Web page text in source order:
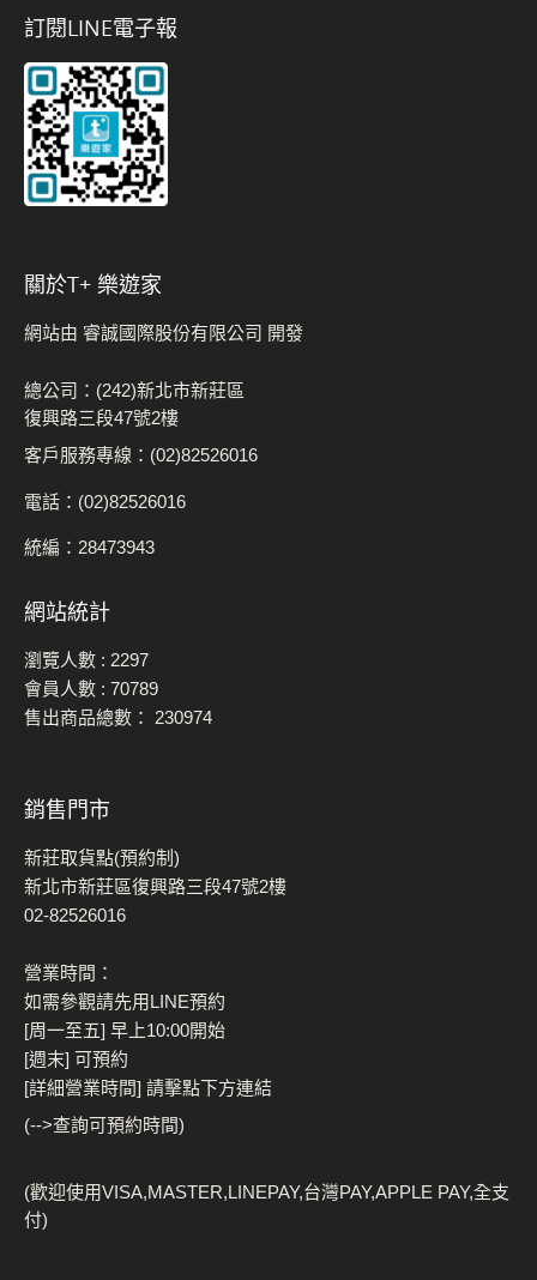
訂閱LINE電子報
關於t+ 樂遊家
網站由 睿誠國際股份有限公司 開發
總公司：(242)新北市新莊區
復興路三段47號2樓
客戶服務專線：(02)82526016
電話：(02)82526016
統編：28473943
網站統計
瀏覽人數 : 2297
會員人數 : 70789
售出商品總數： 230974
銷售門市
新莊取貨點(預約制)
新北市新莊區復興路三段47號2樓
02-82526016
營業時間：
如需參觀請先用LINE預約
[周一至五] 早上10:00開始
[週末] 可預約
[詳細營業時間] 請擊點下方連結
(-->查詢可預約時間)
(歡迎使用VISA,MASTER,LINEPAY,台灣PAY,APPLE PAY,全支
付)